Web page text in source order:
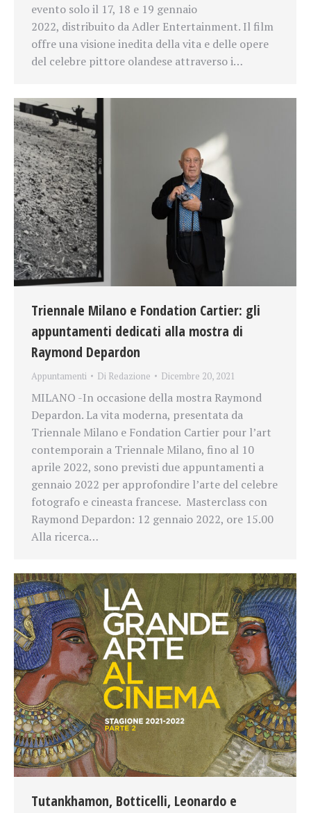
evento solo il 17, 18 e 19 gennaio
2022, distribuito da Adler Entertainment. Il film
offre una visione inedita della vita e delle opere
del celebre pittore olandese attraverso i…
Triennale Milano e Fondation Cartier: gli
appuntamenti dedicati alla mostra di
Raymond Depardon
Appuntamenti Di Redazione Dicembre 20, 2021
MILANO -In occasione della mostra Raymond
Depardon. La vita moderna, presentata da
Triennale Milano e Fondation Cartier pour l’art
contemporain a Triennale Milano, fino al 10
aprile 2022, sono previsti due appuntamenti a
gennaio 2022 per approfondire l’arte del celebre
fotografo e cineasta francese. Masterclass con
Raymond Depardon: 12 gennaio 2022, ore 15.00
Alla ricerca…
Tutankhamon, Botticelli, Leonardo e